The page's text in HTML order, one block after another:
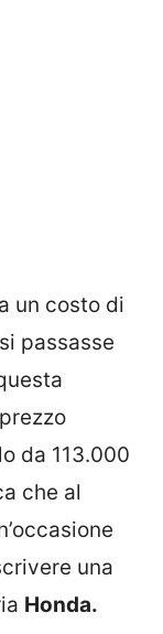
un costo di
passasse
da 113.000
che al
una
Honda.